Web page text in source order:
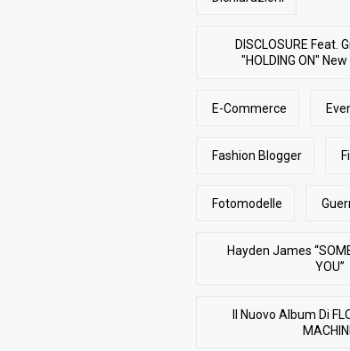
DISCLOSURE Feat.
"HOLDING ON"
E-Commerce
Fashion Blogger
Fotomodelle
Hayden James
YOU”
Il Nuovo Album Di